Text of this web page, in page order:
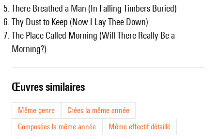
There Breathed a Man (In Falling Timbers Buried)
Thy Dust to Keep (Now I Lay Thee Down)
The Place Called Morning (Will There Really Be a
Morning?)
œuvres similaires
Même genre
Crées la même année
Composées la même année
Même effectif détaillé